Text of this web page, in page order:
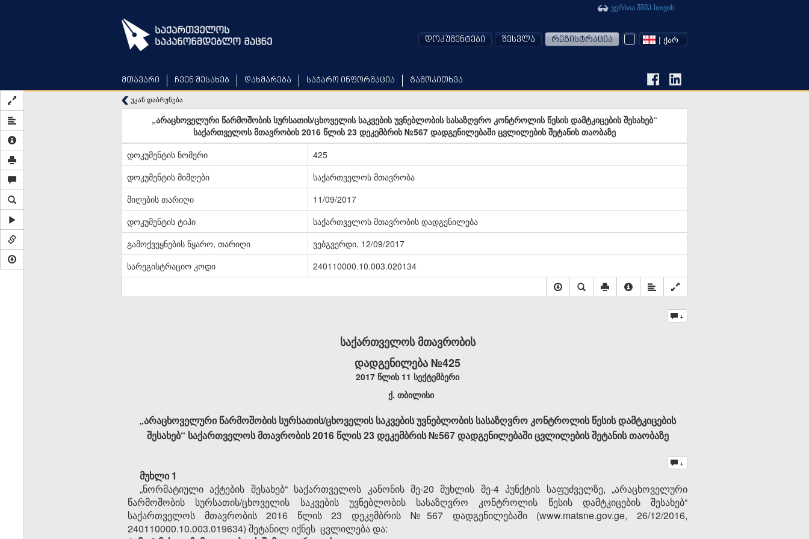
მთავარი ჩვენ შესახებ დახმარება საჯარო ინფორმაცია გამოკითხვა
ვერსია შშმპ-სთვის
დოკუმენტები შესვლა რეგისტრაცია | ᲥᲐᲠ
უკან დაბრუნება
„არაცხოველური წარმოშობის სურსათის/ცხოველის საკვების უვნებლობის სასაზღვრო კონტროლის წესის დამტკიცების შესახებ“
საქართველოს მთავრობის 2016 წლის 23 დეკემბრის №567 დადგენილებაში ცვლილების შეტანის თაობაზე
დოკუმენტის ნომერი
425
დოკუმენტის მიმღები
საქართველოს მთავრობა
მიღების თარიღი
11/09/2017
დოკუმენტის ტიპი
საქართველოს მთავრობის დადგენილება
გამოქვეყნების წყარო, თარიღი
ვებგვერდი, 12/09/2017
სარეგისტრაციო კოდი
240110000.10.003.020134
+
საქართველოს მთავრობის
დადგენილება №425
2017 წლის 11 სექტემბერი
ქ. თბილისი
„არაცხოველური წარმოშობის სურსათის/ცხოველის საკვების უვნებლობის სასაზღვრო კონტროლის წესის დამტკიცების
შესახებ“ საქართველოს მთავრობის 2016 წლის 23 დეკემბრის №567 დადგენილებაში ცვლილების შეტანის თაობაზე
+
მუხლი 1
„ნორმატიული აქტების შესახებ“ საქართველოს კანონის მე-20 მუხლის მე-4 პუნქტის საფუძველზე, „არაცხოველური
წარმოშობის სურსათის/ცხოველის საკვების უვნებლობის სასაზღვრო კონტროლის წესის დამტკიცების შესახებ“
საქართველოს მთავრობის 2016 წლის 23 დეკემბრის №567 დადგენილებაში (www.matsne.gov.ge, 26/12/2016,
240110000.10.003.019634) შეტანილ იქნეს ცვლილება და: